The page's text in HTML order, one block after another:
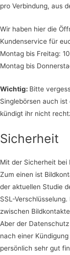
pro Verbindung, aus
Wir haben hier die
Kundenservice für
Montag bis Freitag:
Montag bis
Wichtig: Bitte
Singlebörsen auch
kündigt ihr nicht
Sicherheit
Mit der Sicherheit bei
Zum einen ist
der aktuellen Studie
SSL-
zwischen
Aber der
nach einer
persönlich sehr gut